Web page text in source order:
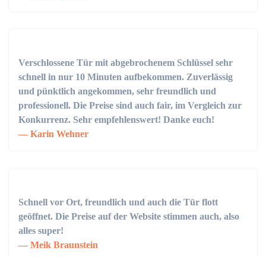
Verschlossene Tür mit abgebrochenem Schlüssel sehr
schnell in nur 10 Minuten aufbekommen. Zuverlässig
und pünktlich angekommen, sehr freundlich und
professionell. Die Preise sind auch fair, im Vergleich zur
Konkurrenz. Sehr empfehlenswert! Danke euch!
Karin Wehner
Schnell vor Ort, freundlich und auch die Tür flott
geöffnet. Die Preise auf der Website stimmen auch, also
alles super!
Meik Braunstein